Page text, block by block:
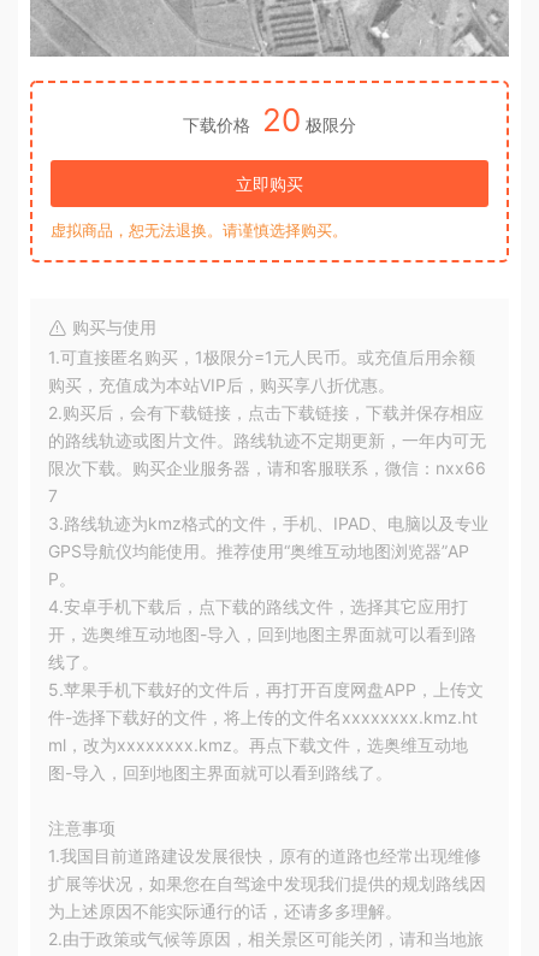
下载价格 20 极限分
立即购买
虚拟商品，恕无法退换。请谨慎选择购买。
购买与使用
1.可直接匿名购买，1极限分=1元人民币。或充值后用余额
购买，充值成为本站VIP后，购买享八折优惠。
2.购买后，会有下载链接，点击下载链接，下载并保存相应
的路线轨迹或图片文件。路线轨迹不定期更新，一年内可无
限次下载。购买企业服务器，请和客服联系，微信：nxx66
7
3.路线轨迹为kmz格式的文件，手机、IPAD、电脑以及专业
GPS导航仪均能使用。推荐使用“奥维互动地图浏览器”AP
P。
4.安卓手机下载后，点下载的路线文件，选择其它应用打
开，选奥维互动地图-导入，回到地图主界面就可以看到路
线了。
5.苹果手机下载好的文件后，再打开百度网盘APP，上传文
件-选择下载好的文件，将上传的文件名xxxxxxxx.kmz.ht
ml，改为xxxxxxxx.kmz。再点下载文件，选奥维互动地
图-导入，回到地图主界面就可以看到路线了。
注意事项
1.我国目前道路建设发展很快，原有的道路也经常出现维修
扩展等状况，如果您在自驾途中发现我们提供的规划路线因
为上述原因不能实际通行的话，还请多多理解。
2.由于政策或气候等原因，相关景区可能关闭，请和当地旅